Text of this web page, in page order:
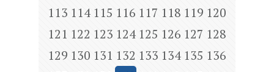
113 114 115 116 117 118 119 120
121 122 123 124 125 126 127 128
129 130 131 132 133 134 135 136